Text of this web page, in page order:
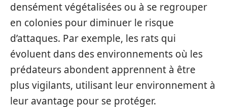
densément végétalisées ou à se regrouper
en colonies pour diminuer le risque
d’attaques. Par exemple, les rats qui
évoluent dans des environnements où les
prédateurs abondent apprennent à être
plus vigilants, utilisant leur environnement à
leur avantage pour se protéger.